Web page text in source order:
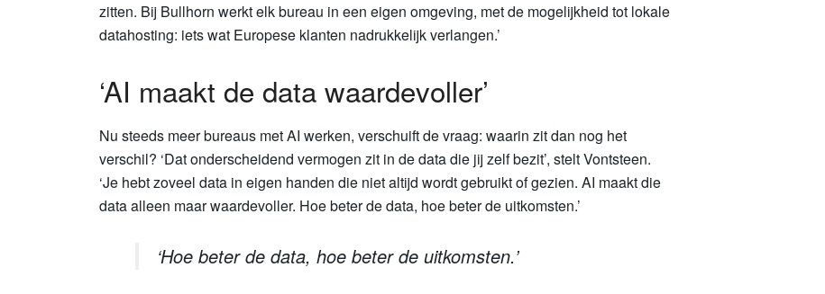
zitten. Bij Bullhorn werkt elk bureau in een eigen omgeving, met de mogelijkheid tot lokale
datahosting: iets wat Europese klanten nadrukkelijk verlangen.’
‘AI maakt de data waardevoller’
Nu steeds meer bureaus met AI werken, verschuift de vraag: waarin zit dan nog het
verschil? ‘Dat onderscheidend vermogen zit in de data die jij zelf bezit’, stelt Vontsteen.
‘Je hebt zoveel data in eigen handen die niet altijd wordt gebruikt of gezien. AI maakt die
data alleen maar waardevoller. Hoe beter de data, hoe beter de uitkomsten.’
‘Hoe beter de data, hoe beter de uitkomsten.’